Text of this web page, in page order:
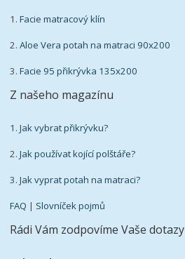
1.Facie matracový klín
2.Aloe Vera potah na matraci 90x200
3.Facie 95 přikrývka 135x200
Z našeho magazínu
1.Jak vybrat přikrývku?
2.Jak používat kojící polštáře?
3.Jak vyprat potah na matraci?
FAQ | Slovníček pojmů
Rádi Vám zodpovíme Vaše dotazy